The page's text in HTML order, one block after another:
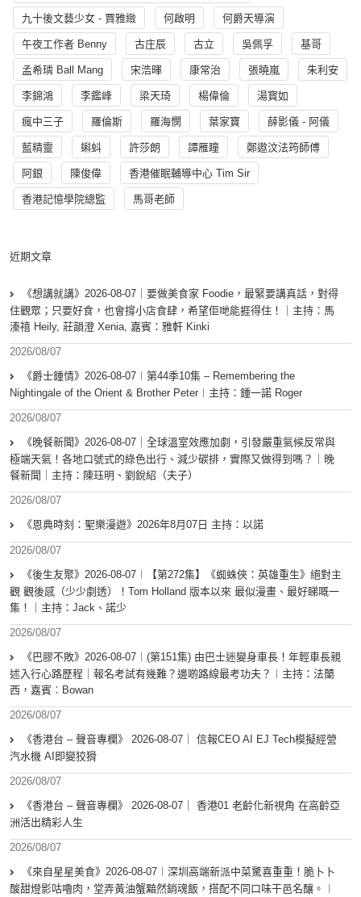
九十後文藝少女 - 賈雅緻 何啟明 何爵天導演
午夜工作者 Benny 古庄辰 古立 吳佩孚 基哥
孟希璘 Ball Mang 宋浩暉 康常治 張曉嵐 朱利安
李錦鴻 李鑑峰 梁天琦 楊偉倫 湯寳如
瘋中三子 羅倫斯 羅海憫 葉家寶 薛影儀 - 阿儀
藍精靈 蝌蚪 許莎朗 譚雁瞳 鄭遨汶法筠師傅
阿銀 陳俊偉 香港催眠輔導中心 Tim Sir
香港記憶學院總監 馬哥老師
近期文章
《想講就講》2026-08-07｜要做美食家 Foodie，最緊要講真話，對得
住觀眾；只要好食，也會撐小店食肆，希望佢哋能捱得住！｜主持：馬
溱禧 Heily, 莊韻澄 Xenia, 嘉賓：雅軒 Kinki
2026/08/07
《爵士鍾情》2026-08-07︱第44季10集 – Remembering the
Nightingale of the Orient & Brother Peter︱主持：鍾一諾 Roger
2026/08/07
《晚餐新聞》2026-08-07｜全球溫室效應加劇，引發嚴重氣候反常與
極端天氣！各地口號式的綠色出行、減少碳排，實際又做得到嗎？｜晚
餐新聞｜主持：陳珏明、劉銳紹（夫子）
2026/08/07
《恩典時刻：聖樂漫遊》2026年8月07日 主持：以諾
2026/08/07
《後生友聚》2026-08-07︱【第272集】《蜘蛛俠：英雄重生》絕對主
觀 觀後感（少少劇透）！Tom Holland 版本以來 最似漫畫、最好睇嘅一
集！｜主持：Jack、諾少
2026/08/07
《巴膠不敗》2026-08-07︱(第151集) 由巴士迷變身車長！年輕車長親
述入行心路歷程｜報名考試有幾難？邊啲路線最考功夫？︱主持：法蘭
西，嘉賓︰Bowan
2026/08/07
《香港台 – 聲音專欄》 2026-08-07｜ 信報CEO AI EJ Tech模擬經營
汽水機 AI即變狡猾
2026/08/07
《香港台 – 聲音專欄》 2026-08-07｜ 香港01 老齡化新視角 在高齡亞
洲活出精彩人生
2026/08/07
《來自星星美食》2026-08-07︱深圳高端新派中菜驚喜重重！脆卜卜
酸甜燈影咕嚕肉，堂弄黃油蟹黯然銷魂飯，搭配不同口味干邑名釀。︱